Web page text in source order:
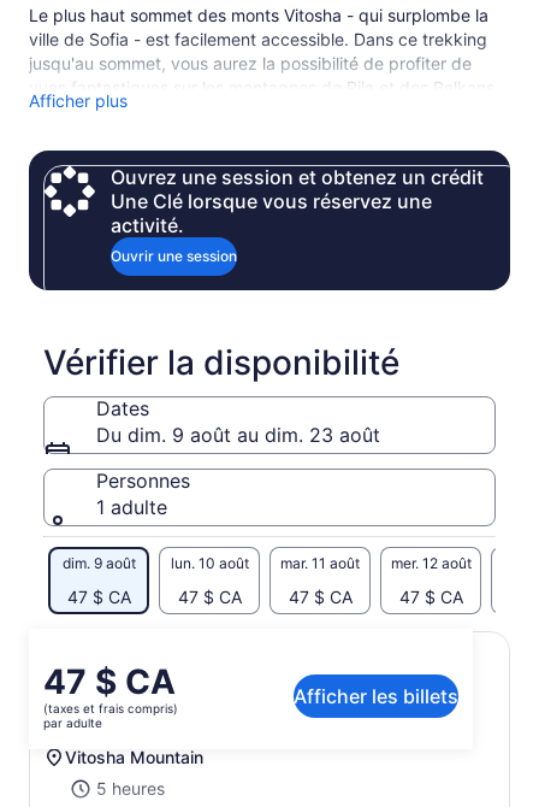
Le plus haut sommet des monts Vitosha - qui surplombe la
ville de Sofia - est facilement accessible. Dans ce trekking
jusqu'au sommet, vous aurez la possibilité de profiter de
vues fantastiques sur les montagnes de Rila et des Balkans,
ainsi que de visiter le monastère Dragalevtsi en cours de
Afficher plus
Ouvrez une session et obtenez un crédit
Une Clé lorsque vous réservez une
activité.
Ouvrir une session
Vérifier la disponibilité
Dates
Du dim. 9 août au dim. 23 août
Personnes
1 adulte
dim. 9 août
47 $ CA
lun. 10 août
47 $ CA
mar. 11 août
47 $ CA
mer. 12 août
47 $ CA
Le
prix
est
de 47 $ CA.
par
adulte
47 $ CA
(taxes et frais compris)
par adulte
Afficher les billets
Itinéraire d’activité
Vitosha Mountain
5 heures